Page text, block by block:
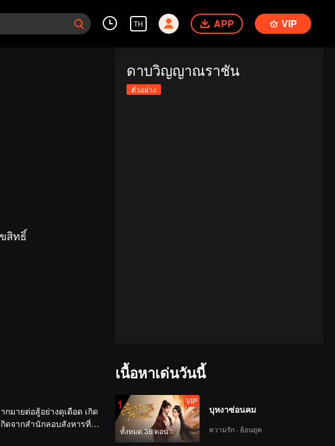
TH APP VIP
สิทธิ์
ดาบวิญญาณราชัน
ตัวอย่าง
มายต่อสู้อย่างดุเดือด เกิด
ดจากสำนักลอบสังหารที่
ย่างไร
เนื้อหาเด่นวันนี้
1
ทั้งหมด 36 ตอน
VIP
บุหงาซ่อนคม
ความรัก · ย้อนยุค